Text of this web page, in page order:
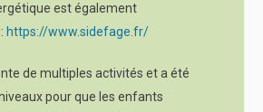
est également
https://www.sidefage.fr/
de multiples activités et a été
pour que les enfants